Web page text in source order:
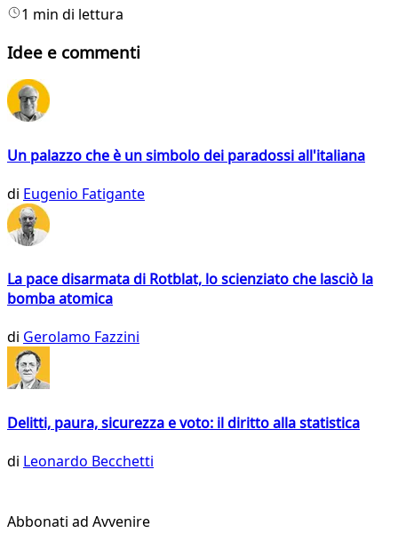
1 min di lettura
Idee e commenti
Un palazzo che è un simbolo dei paradossi all'italiana
di Eugenio Fatigante
La pace disarmata di Rotblat, lo scienziato che lasciò la
bomba atomica
di Gerolamo Fazzini
Delitti, paura, sicurezza e voto: il diritto alla statistica
di Leonardo Becchetti
Abbonati ad Avvenire